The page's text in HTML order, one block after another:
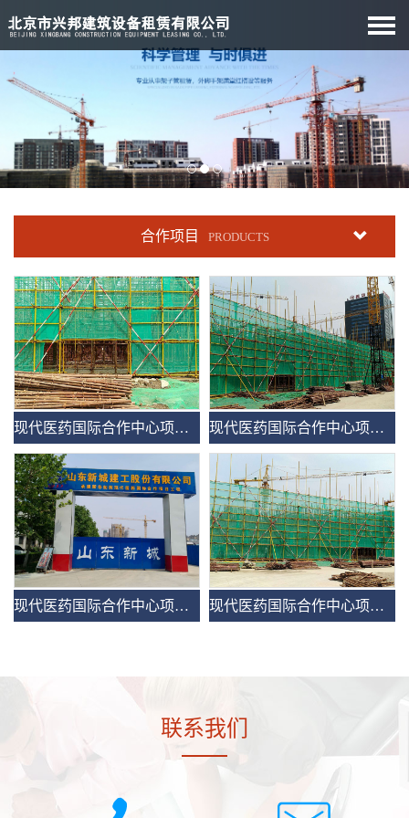
合作项目 PRODUCTS
现代医药国际合作中心项目（制剂车间） 现代医药国际合作中心项目（制剂车间）
现代医药国际合作中心项目（制剂车间） 现代医药国际合作中心项目（制剂车间）
联系我们